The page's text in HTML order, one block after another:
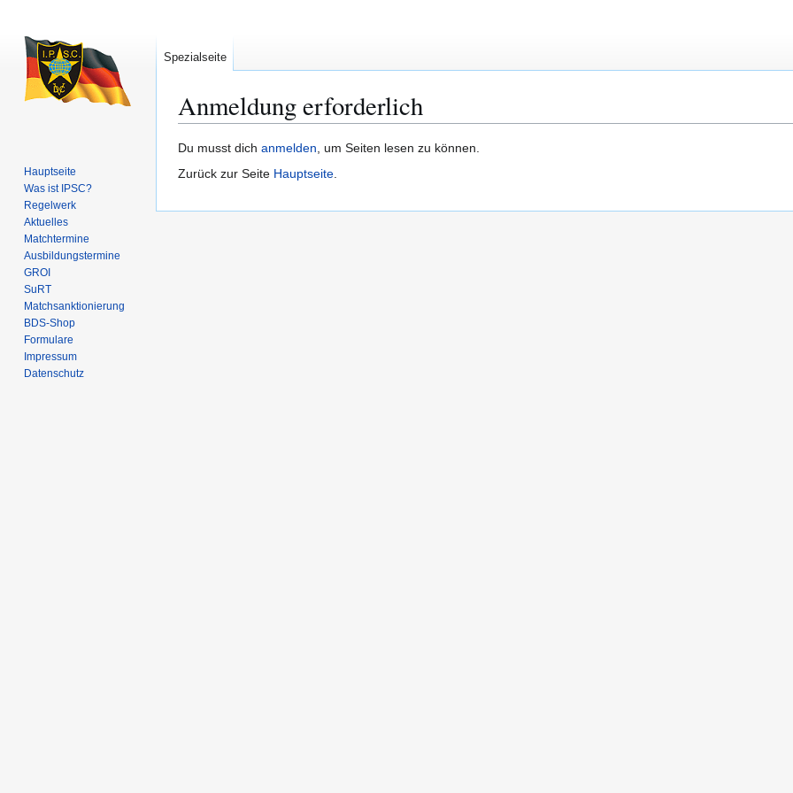
Anmeldung erforderlich
Zur
Navigation
Zur
Suche
Du musst dich anmelden, um Seiten lesen zu können.
Zurück zur Seite Hauptseite.
Spezialseite
Hauptseite
Was ist IPSC?
Regelwerk
Aktuelles
Matchtermine
Ausbildungs­termine
GROI
SuRT
Match­sanktionierung
BDS-Shop
Formulare
Impressum
Datenschutz